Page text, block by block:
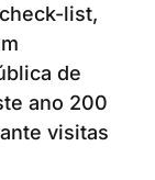
list,
de
ano 200
visitas